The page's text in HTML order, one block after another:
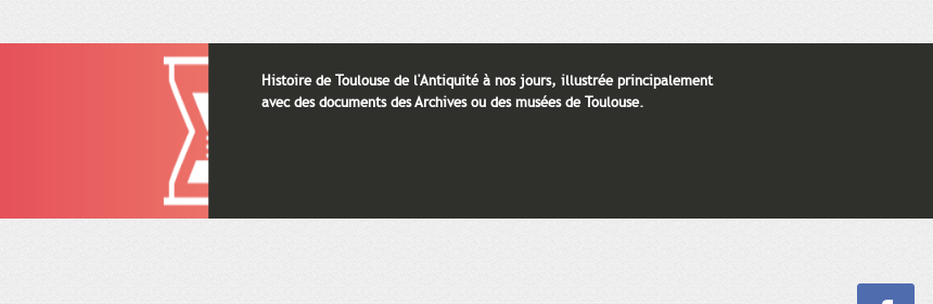
Histoire de Toulouse de l'Antiquité à nos jours, illustrée principalement
avec des documents des Archives ou des musées de Toulouse.